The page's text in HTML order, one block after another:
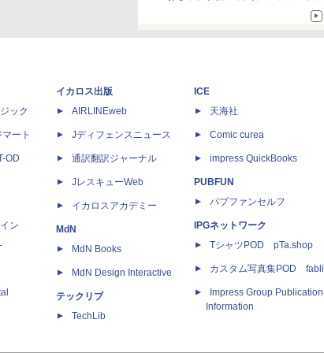
ック
ート
OD
ン
イカロス出版
AIRLINEweb
Jディフェンスニュース
通訳翻訳ジャーナル
JレスキューWeb
イカロスアカデミー
MdN
MdN Books
MdN Design Interactive
テックリブ
TechLib
ICE
天海社
Comic curea
impress QuickBooks
PUBFUN
パブファンセルフ
IPGネットワーク
TシャツPOD pTa.shop
カスタム写真集POD fabli
Impress Group Publication
Information